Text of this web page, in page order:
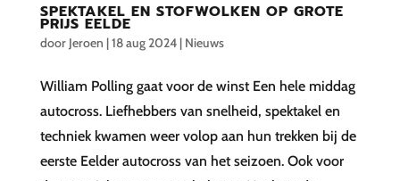
SPEKTAKEL EN STOFWOLKEN OP GROTE
PRIJS EELDE
door Jeroen |18 aug 2024| Nieuws
William Polling gaat voor de winst Een hele middag
autocross. Liefhebbers van snelheid, spektakel en
techniek kwamen weer volop aan hun trekken bij de
eerste Eelder autocross van het seizoen. Ook voor